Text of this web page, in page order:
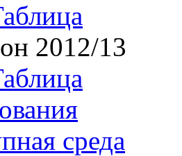
2012/13
среда